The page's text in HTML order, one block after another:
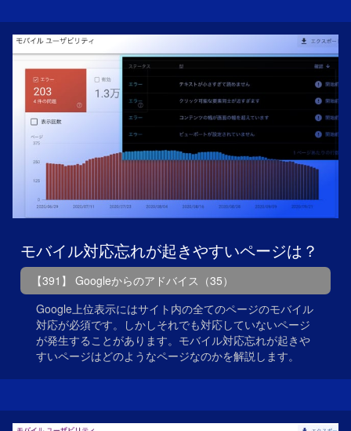
モバイル対応忘れが起きやすいページは？
【391】 Googleからのアドバイス（35）
Google上位表示にはサイト内の全てのページのモバイル
対応が必須です。しかしそれでも対応していないページ
が発生することがあります。モバイル対応忘れが起きや
すいページはどのようなページなのかを解説します。